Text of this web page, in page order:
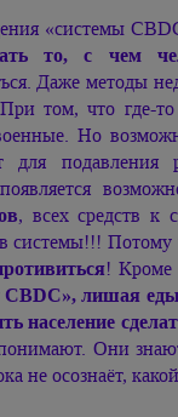
«системы
то, с чем
Даже методы
том, что где-то
Но
подавления
появляется
, всех средств к
системы!!! Потому
! Кроме
CBDC», лишая еды
население
Они
не осознаёт,